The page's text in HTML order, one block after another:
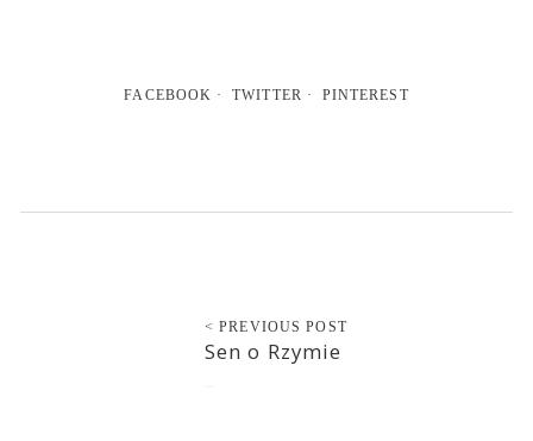
FACEBOOK TWITTER PINTEREST
< PREVIOUS POST
Sen o Rzymie